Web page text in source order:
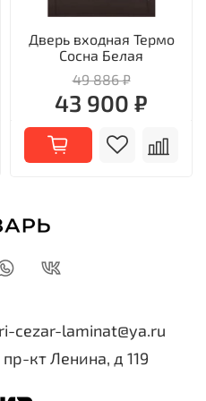
Дверь входная Термо
Сосна Белая
49 886 ₽
43 900 ₽
cezar-laminat@ya.ru
кт Ленина, д 119